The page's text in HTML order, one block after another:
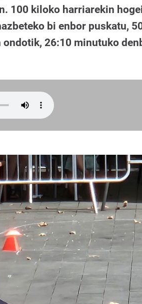
100 kiloko harriarekin
bi enbor puskatu,
26:10 minutuko